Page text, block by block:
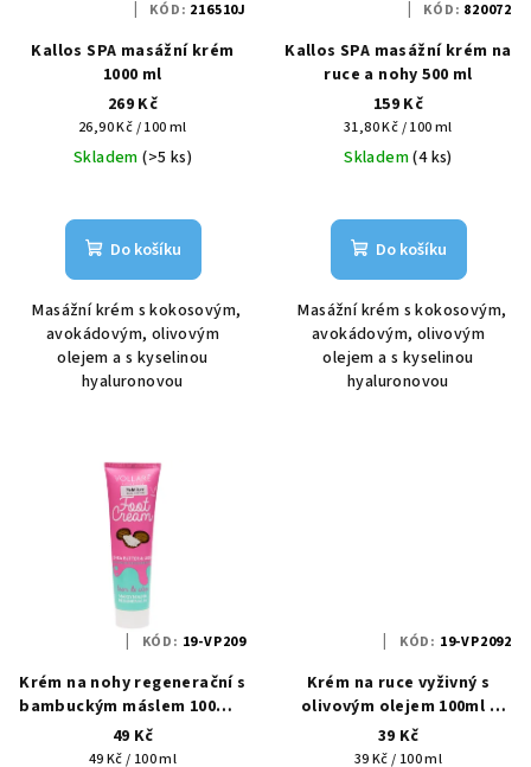
Kallos SPA masážní krém
1000 ml
269 Kč
Měrná
cena:
26,90 Kč / 100 ml
Skladem(>5 ks)
Do košíku
Masážní krém s kokosovým,
avokádovým, olivovým
olejem a s kyselinou
hyaluronovou
KÓD: 216510J
Kallos SPA masážní krém na
ruce a nohy 500 ml
159 Kč
Měrná
cena:
31,80 Kč / 100 ml
Skladem(4 ks)
Do košíku
Masážní krém s kokosovým,
avokádovým, olivovým
olejem a s kyselinou
hyaluronovou
KÓD: 820072
Krém na nohy regenerační s
bambuckým máslem 100ml -
Vollaré
49 Kč
Měrná
49 Kč / 100 ml
KÓD: 19-VP209
Krém na ruce vyživný s
olivovým olejem 100ml -
Vollaré
39 Kč
Měrná
39 Kč / 100 ml
KÓD: 19-VP2092